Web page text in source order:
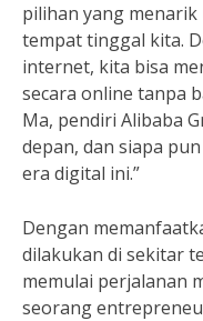
pilihan yang
tempat tinggal kita.
internet, kita bisa
secara online tanpa
Ma, pendiri Alibaba
depan, dan siapa
era digital ini.”
Dengan
dilakukan di sekitar
memulai perjalanan
seorang